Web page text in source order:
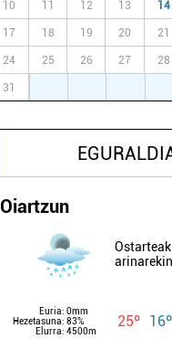
10 11 12 13 14
17 18 19 20 21
24 25 26 27 28
31
Oiartzun
arinarekin
Euria: 0mm
Hezetasuna: 83%
Elurra: 4500m
25º 16º